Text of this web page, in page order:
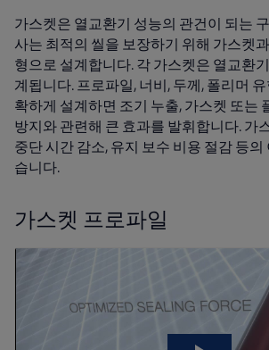
가스켓은 열교환기 성능의 관건이 되는
사는 최적의 씰을 보장하기 위해 가스켓
형으로 설계합니다. 각 가스켓은 열교환
계됩니다. 프로파일, 너비, 두께, 폴리머
확하게 설계하면 조기 누출, 가스켓 또는
방지와 관련해 큰 효과를 발휘합니다. 가
중단 시간 감소, 유지 보수 비용 절감 등의
습니다.
가스켓 프로파일